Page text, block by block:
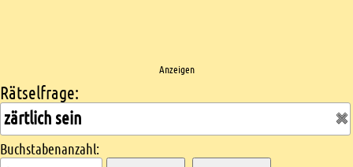
Anzeigen
Kreuzworträtsel suchen
Rätselfrage:
Buchstabenanzahl: